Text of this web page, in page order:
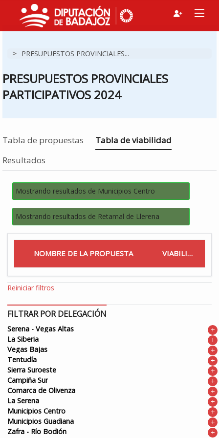
> PRESUPUESTOS PROVINCIALES...
PRESUPUESTOS PROVINCIALES
PARTICIPATIVOS 2024
Tabla de propuestas Estás en
Tabla de viabilidad
Resultados
Mostrando resultados de Municipios Centro
Mostrando resultados de Retamal de Llerena
NOMBRE DE LA PROPUESTA VIABILIDAD
Reiniciar filtros
FILTRAR POR DELEGACIÓN